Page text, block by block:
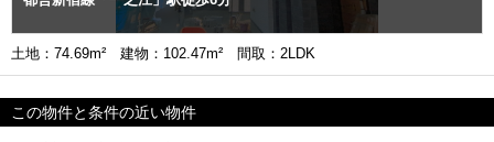
土地：74.69m² 建物：102.47m² 間取：2LDK
この物件と条件の近い物件